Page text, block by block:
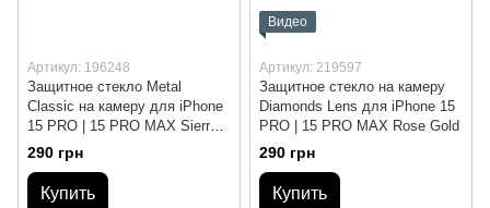
Артикул: 196248
Защитное стекло Metal
Classic на камеру для iPhone
15 PRO | 15 PRO MAX Sierra
Blue
290 грн
Купить
Видео
Артикул: 219597
Защитное стекло на камеру
Diamonds Lens для iPhone 15
PRO | 15 PRO MAX Rose Gold
290 грн
Купить